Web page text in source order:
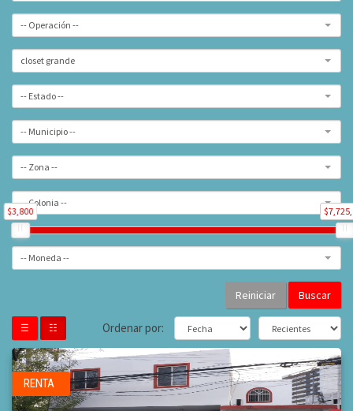
-- Operación --
closet grande
-- Estado --
-- Municipio --
-- Zona --
-- Colonia --
$3,800
-- Moneda --
Buscar
☰ ☷ Ordenar por:
RENTA